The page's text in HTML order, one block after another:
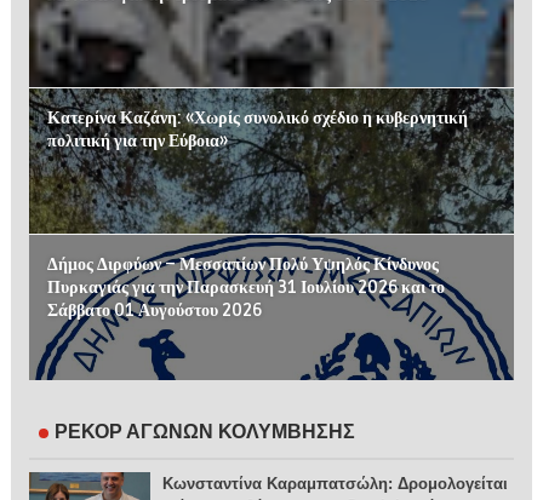
Κατερίνα Καζάνη: «Χωρίς συνολικό σχέδιο η κυβερνητική
πολιτική για την Εύβοια»
Δήμος Διρφύων – Μεσσαπίων Πολύ Υψηλός Κίνδυνος
Πυρκαγιάς για την Παρασκευή 31 Ιουλίου 2026 και το
Σάββατο 01 Αυγούστου 2026
ΡΕΚΟΡ ΑΓΩΝΩΝ ΚΟΛΥΜΒΗΣΗΣ
Κωνσταντίνα Καραμπατσώλη: Δρομολογείται